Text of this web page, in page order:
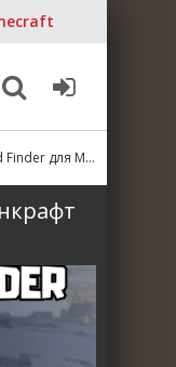
[1.20.4, 1.20.1, 1.19.4]